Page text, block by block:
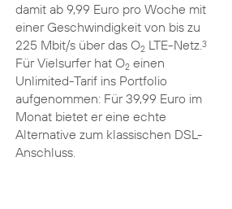
damit ab 9,99 Euro pro Woche mit
einer Geschwindigkeit von bis zu
225 Mbit/s über das O2LTE-Netz.3
Für Vielsurfer hat O2einen
Unlimited-Tarif ins Portfolio
aufgenommen: Für 39,99 Euro im
Monat bietet er eine echte
Alternative zum klassischen DSL-
Anschluss.